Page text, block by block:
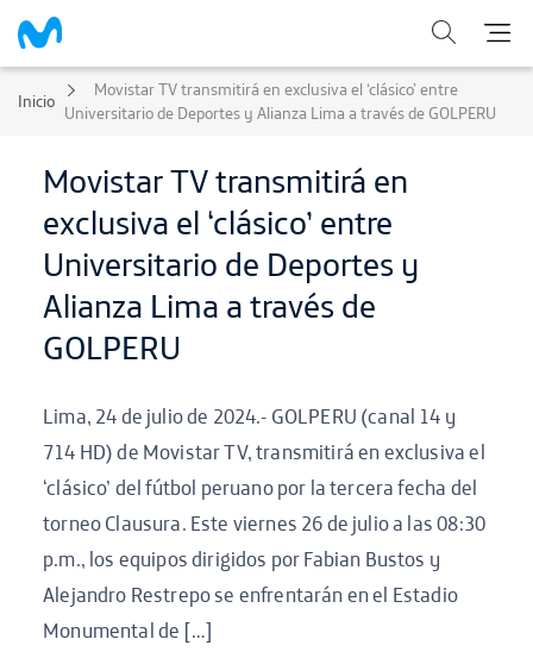
Inicio
Movistar TV transmitirá en exclusiva el ‘clásico’ entre
Universitario de Deportes y Alianza Lima a través de GOLPERU
Movistar TV transmitirá en
exclusiva el ‘clásico’ entre
Universitario de Deportes y
Alianza Lima a través de
GOLPERU
Lima, 24 de julio de 2024.- GOLPERU (canal 14 y
714 HD) de Movistar TV, transmitirá en exclusiva el
‘clásico’ del fútbol peruano por la tercera fecha del
torneo Clausura. Este viernes 26 de julio a las 08:30
p.m., los equipos dirigidos por Fabian Bustos y
Alejandro Restrepo se enfrentarán en el Estadio
Monumental de […]